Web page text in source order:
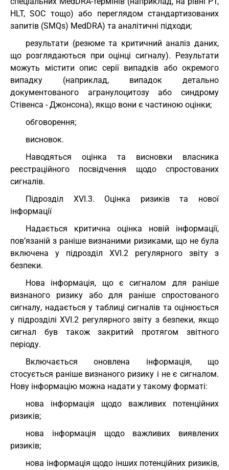
HLT, SOC тощо) або переглядом стандартизованих
запитів (SMQs) MedDRA) та аналітичні підходи;
результати (резюме та критичний аналіз даних,
що розглядаються при оцінці сигналу). Результати
можуть містити опис серії випадків або окремого
випадку (наприклад, випадок детально
документованого агранулоцитозу або синдрому
Стівенса - Джонсона), якщо вони є частиною оцінки;
обговорення;
висновок.
Наводяться оцінка та висновки власника
реєстраційного посвідчення щодо спростованих
сигналів.
Підрозділ XVI.3. Оцінка ризиків та нової
інформації
Надається критична оцінка новій інформації,
пов’язаній з раніше визнаними ризиками, що не була
включена у підрозділ XVI.2 регулярного звіту з
безпеки.
Нова інформація, що є сигналом для раніше
визнаного ризику або для раніше спростованого
сигналу, надається у таблиці сигналів та оцінюється
у підрозділі XVI.2 регулярного звіту з безпеки, якщо
сигнал був також закритий протягом звітного
періоду.
Включається оновлена інформація, що
стосується раніше визнаного ризику і не є сигналом.
Нову інформацію можна надати у такому форматі:
нова інформація щодо важливих потенційних
ризиків;
нова інформація щодо важливих виявлених
ризиків;
нова інформація щодо інших потенційних ризиків,